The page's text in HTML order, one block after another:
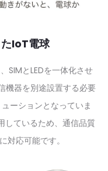
IoT電球
SIMとLEDを一体化させ
機器を別途設置する必要
ーションとなっていま
しているため、通信品質
対応可能です。